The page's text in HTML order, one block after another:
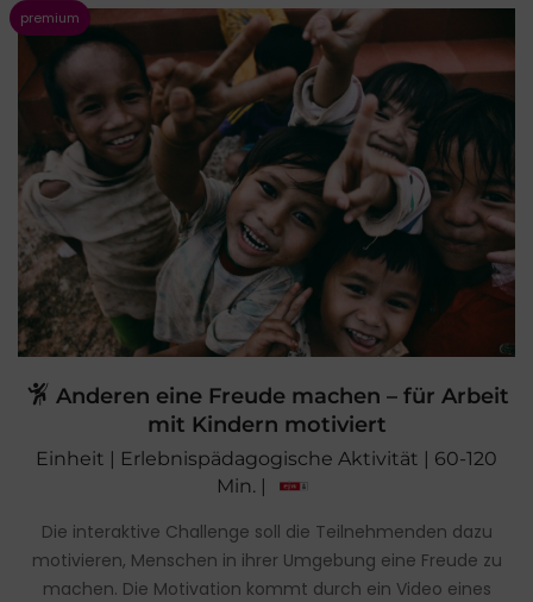
Anderen eine Freude machen – für Arbeit
mit Kindern motiviert
Einheit | Erlebnispädagogische Aktivität | 60-120
Min. |
Die interaktive Challenge soll die Teilnehmenden dazu
motivieren, Menschen in ihrer Umgebung eine Freude zu
machen. Die Motivation kommt durch ein Video eines